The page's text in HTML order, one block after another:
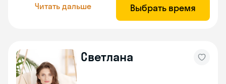
Читать дальше Выбрать время
Светлана